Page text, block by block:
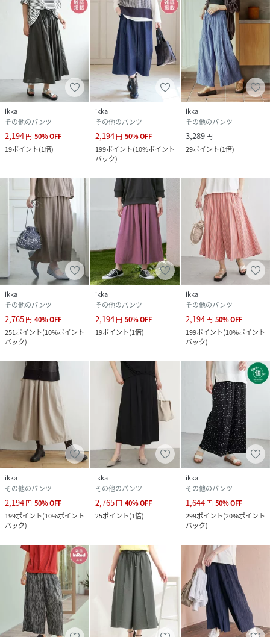
ikka
その他のパンツ
2,194円 50%OFF
19ポイント(1倍)
ikka
その他のパンツ
2,194円 50%OFF
199ポイント(10%ポイント
バック)
ikka
その他のパンツ
3,289円
29ポイント(1倍)
ikka
その他のパンツ
2,765円 40%OFF
251ポイント(10%ポイント
バック)
ikka
その他のパンツ
2,194円 50%OFF
19ポイント(1倍)
ikka
その他のパンツ
2,194円 50%OFF
199ポイント(10%ポイント
バック)
ikka
その他のパンツ
2,194円 50%OFF
199ポイント(10%ポイント
バック)
ikka
その他のパンツ
2,765円 40%OFF
25ポイント(1倍)
ikka
その他のパンツ
1,644円 50%OFF
299ポイント(20%ポイント
バック)